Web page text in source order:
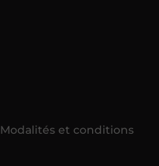
Modalités et conditions